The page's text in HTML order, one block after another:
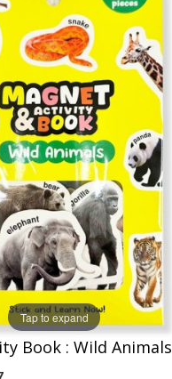
Tap to expand
Book : Wild Animals